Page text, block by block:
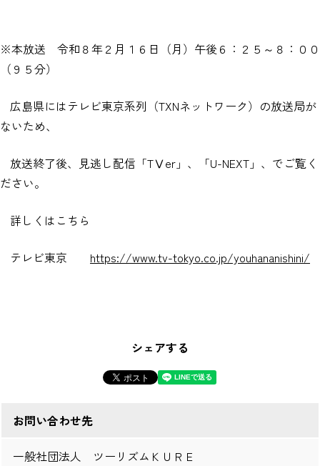
※本放送 令和８年２月１６日（月）午後６：２５～８：００
（９５分）
広島県にはテレビ東京系列（TXNネットワーク）の放送局が
ないため、
放送終了後、見逃し配信「TⅤer 」、「U-NEXT 」、でご覧く
ださい。
詳しくはこちら
テレビ東京 https://www.tv-tokyo.co.jp/youhananishini/
シェアする
お問い合わせ先
一般社団法人 ツーリズムＫＵＲＥ